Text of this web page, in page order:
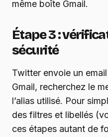
même boîte Gmail.
Étape 3 :
sécurité
Twitter envoie un
Gmail, recherchez le
l’alias utilisé. Pour
des filtres et libellés
ces étapes autant de